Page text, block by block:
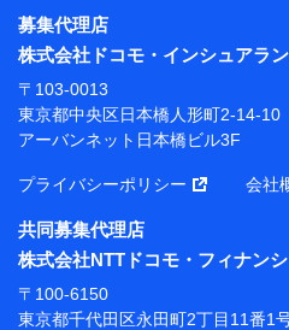
各種セミナーの開催のため
コンサルティングサービスの実
アンケートやキャンペーン等の
上記に係る案内・手続き・管理
【当該個人データの管理につ
称・住所・代表者名】
当該個人データを取り扱う各
おり）
東京都千代田区永田町2丁目
株式会社NTTドコモ・フィナ
締役社長 廣井 孝史
募集代理店
株式会社ドコモ・インシュアラ
〒103-0013
東京都中央区日本橋人形町2-14-10
アーバンネット日本橋ビル3F
プライバシーポリシー 会社
共同募集代理店
株式会社NTTドコモ・フィナン
〒100-6150
東京都千代田区永田町2丁目11番1